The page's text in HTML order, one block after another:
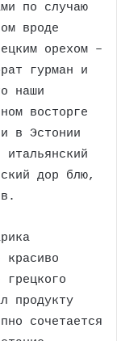
по случаю
вроде
орехом –
гурман и
наши
восторге
в Эстонии
дор блю,
продукту
сочетается